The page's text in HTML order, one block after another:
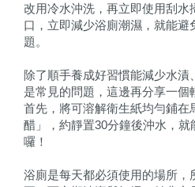
改用冷水沖洗，再立即使用刮水
口，立即減少浴廁潮濕，就能避
題。
除了順手養成好習慣能減少水漬
是常見的問題，這邊再分享一個
首先，將可溶解衛生紙均勻鋪在
醋」，約靜置30分鐘後沖水，
囉！
浴廁是每天都必須使用的場所，